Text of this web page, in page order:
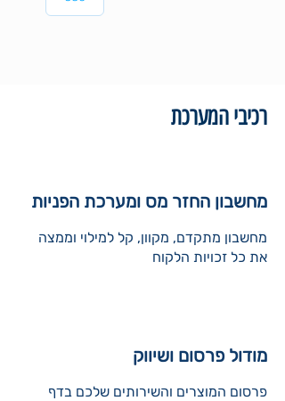
רכיבי המערכת
מחשבון החזר מס ומערכת הפניות
מחשבון מתקדם, מקוון, קל למילוי וממצה
את כל זכויות הלקוח
מודול פרסום ושיווק
פרסום המוצרים והשירותים שלכם בדף